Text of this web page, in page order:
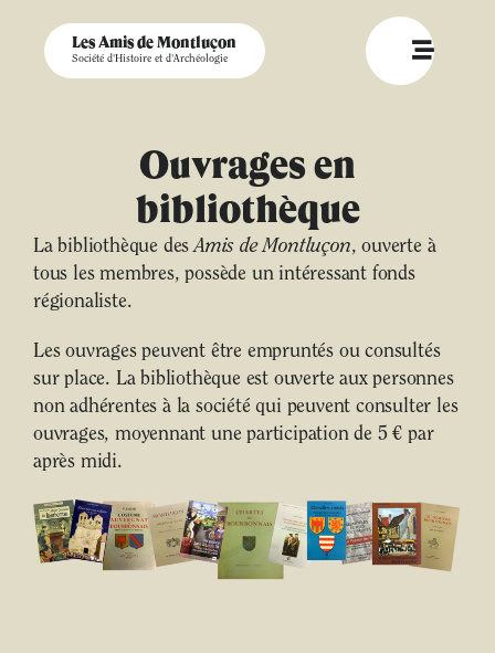
Les Amis de Montluçon
Société d'Histoire et d'Archéologie
Ouvrages en
bibliothèque
La bibliothèque desAmis de Montluçon, ouverte à
tous les membres, possède un intéressant fonds
régionaliste.
Les ouvrages peuvent être empruntés ou consultés
sur place. La bibliothèque est ouverte aux personnes
non adhérentes à la société qui peuvent consulter les
ouvrages, moyennant une participation de 5 € par
après midi.